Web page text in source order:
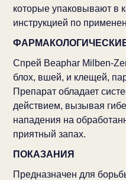
которые упаковывают в
инструкцией по
Спрей Beaphar Milben-
блох, вшей, и клещей,
Препарат обладает
действием, вызывая
нападения на
приятный запах.
ПОКАЗАНИЯ
Предназначен для